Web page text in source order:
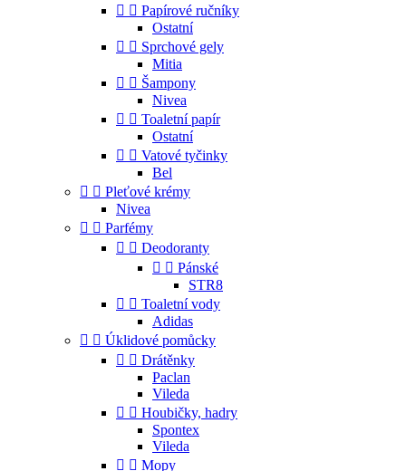
  Papírové ručníky
Ostatní
  Sprchové gely
Mitia
  Šampony
Nivea
  Toaletní papír
Ostatní
  Vatové tyčinky
Bel
  Pleťové krémy
Nivea
  Parfémy
  Deodoranty
  Pánské
STR8
  Toaletní vody
Adidas
  Úklidové pomůcky
  Drátěnky
Paclan
Vileda
  Houbičky, hadry
Spontex
Vileda
  Mopy